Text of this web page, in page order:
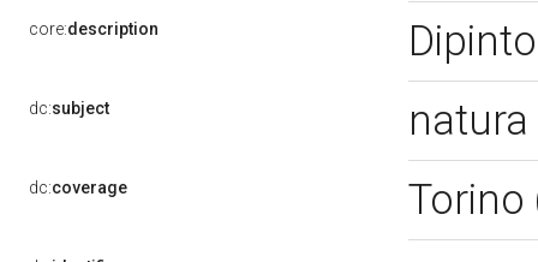
core:description
dc:subject
dc:coverage Torino